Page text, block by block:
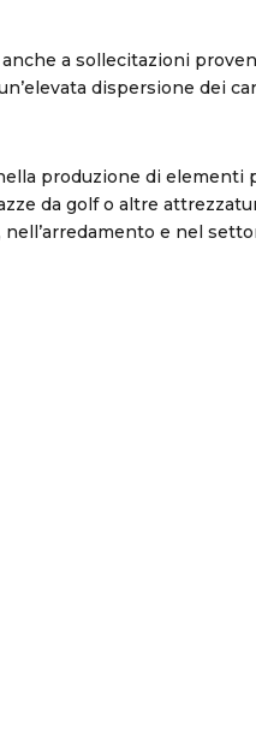
a sollecitazioni
dispersione dei
produzione di elementi
da golf o altre
nell’arredamento e nel